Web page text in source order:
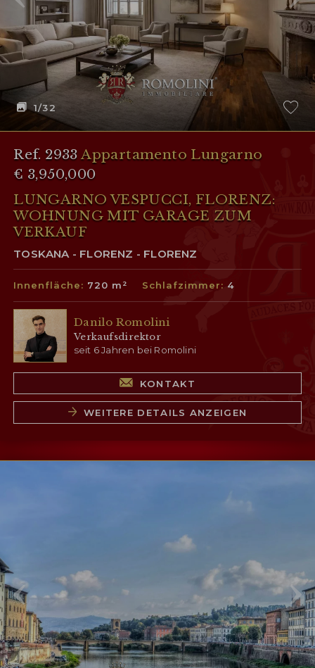
1/32
Ref. 2933Appartamento Lungarno
€ 3,950,000
LUNGARNO VESPUCCI, FLORENZ:
WOHNUNG MIT GARAGE ZUM
VERKAUF
TOSKANA - FLORENZ - FLORENZ
Innenfläche: 720 m² Schlafzimmer: 4
Danilo Romolini
Verkaufsdirektor
seit 6 Jahren bei Romolini
KONTAKT
WEITERE DETAILS ANZEIGEN